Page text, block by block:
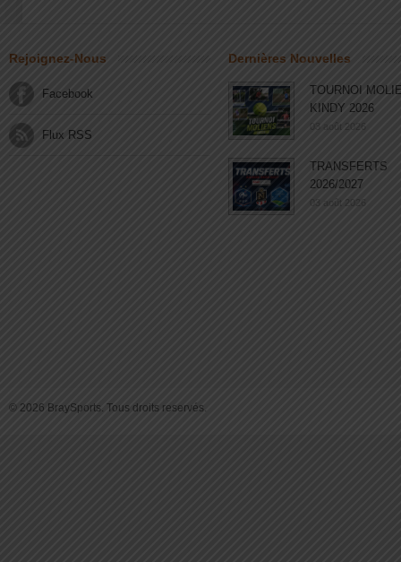
Rejoignez-Nous
Facebook
Flux RSS
Dernières Nouvelles
TOURNOI
KINDY 2026
03 août 2026
TRANSFERTS
2026/2027
03 août 2026
© 2026 BraySports. Tous droits reservés.